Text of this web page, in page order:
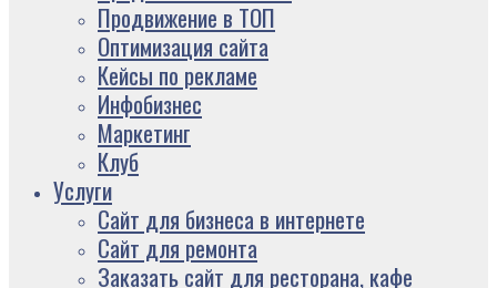
Продвижение в ТОП
Оптимизация сайта
Кейсы по рекламе
Инфобизнес
Маркетинг
Клуб
Услуги
Сайт для бизнеса в интернете
Сайт для ремонта
Заказать сайт для ресторана, кафе